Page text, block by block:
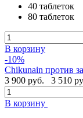
40 таблеток
80 таблеток
В корзину
-10%
Chikunain против
3 900 руб.
3 510
В корзину